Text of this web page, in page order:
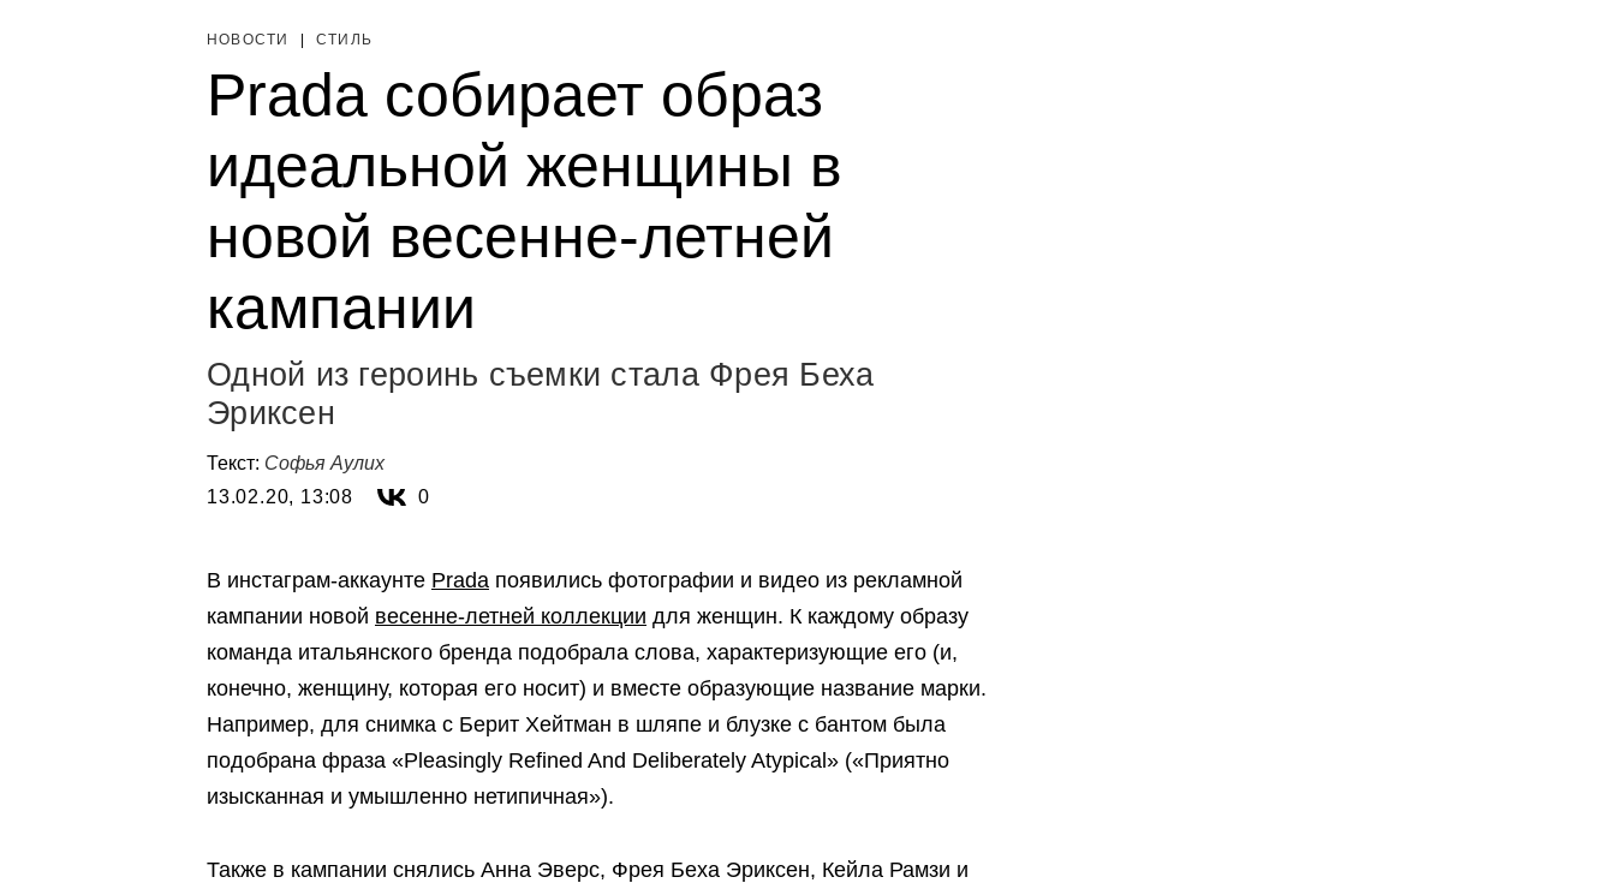
НОВОСТИ СТИЛЬ
Prada собирает образ
идеальной женщины в
новой весенне-летней
кампании
Одной из героинь съемки стала Фрея Беха
Эриксен
Текст: Софья Аулих
13.02.20, 13:08
0
В инстаграм-аккаунте Prada появились фотографии и видео из рекламной
кампании новой весенне-летней коллекции для женщин. К каждому образу
команда итальянского бренда подобрала слова, характеризующие его (и,
конечно, женщину, которая его носит) и вместе образующие название марки.
Например, для снимка с Берит Хейтман в шляпе и блузке с бантом была
подобрана фраза «Pleasingly Refined And Deliberately Atypical» («Приятно
изысканная и умышленно нетипичная»).
Также в кампании снялись Анна Эверс, Фрея Беха Эриксен, Кейла Рамзи и